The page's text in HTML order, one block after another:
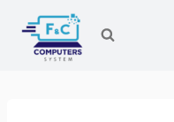
Saltar
contenido